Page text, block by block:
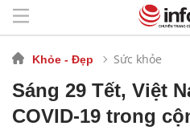
Khỏe - Đẹp Sức khỏe
Sáng 29 Tết, Việt
COVID-19 trong